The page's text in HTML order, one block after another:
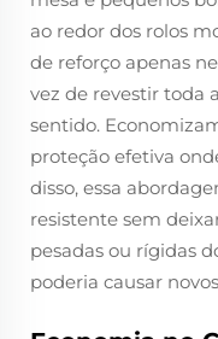
ao redor dos rolos
de reforço apenas
vez de revestir toda
sentido.
proteção efetiva
disso, essa
resistente sem
pesadas ou rígidas
poderia causar